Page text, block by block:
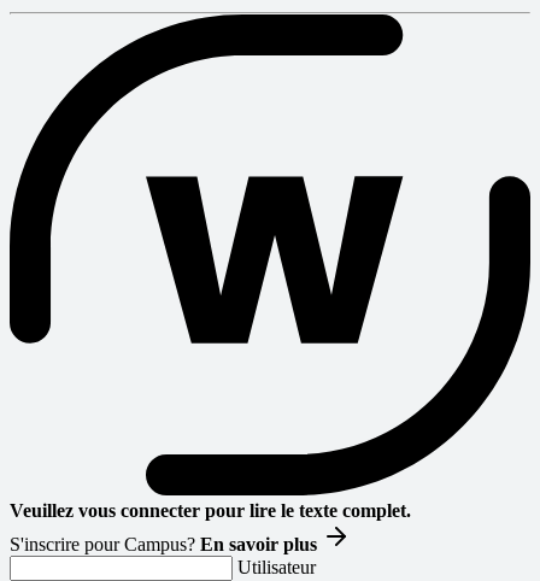
Veuillez vous connecter pour lire le texte complet.
S'inscrire pour Campus? En savoir plus
Utilisateur